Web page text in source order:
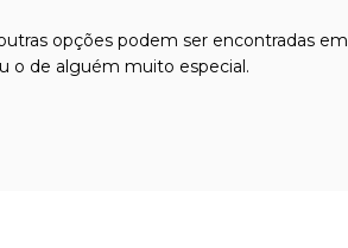
opções podem ser encontradas em
o de alguém muito especial.